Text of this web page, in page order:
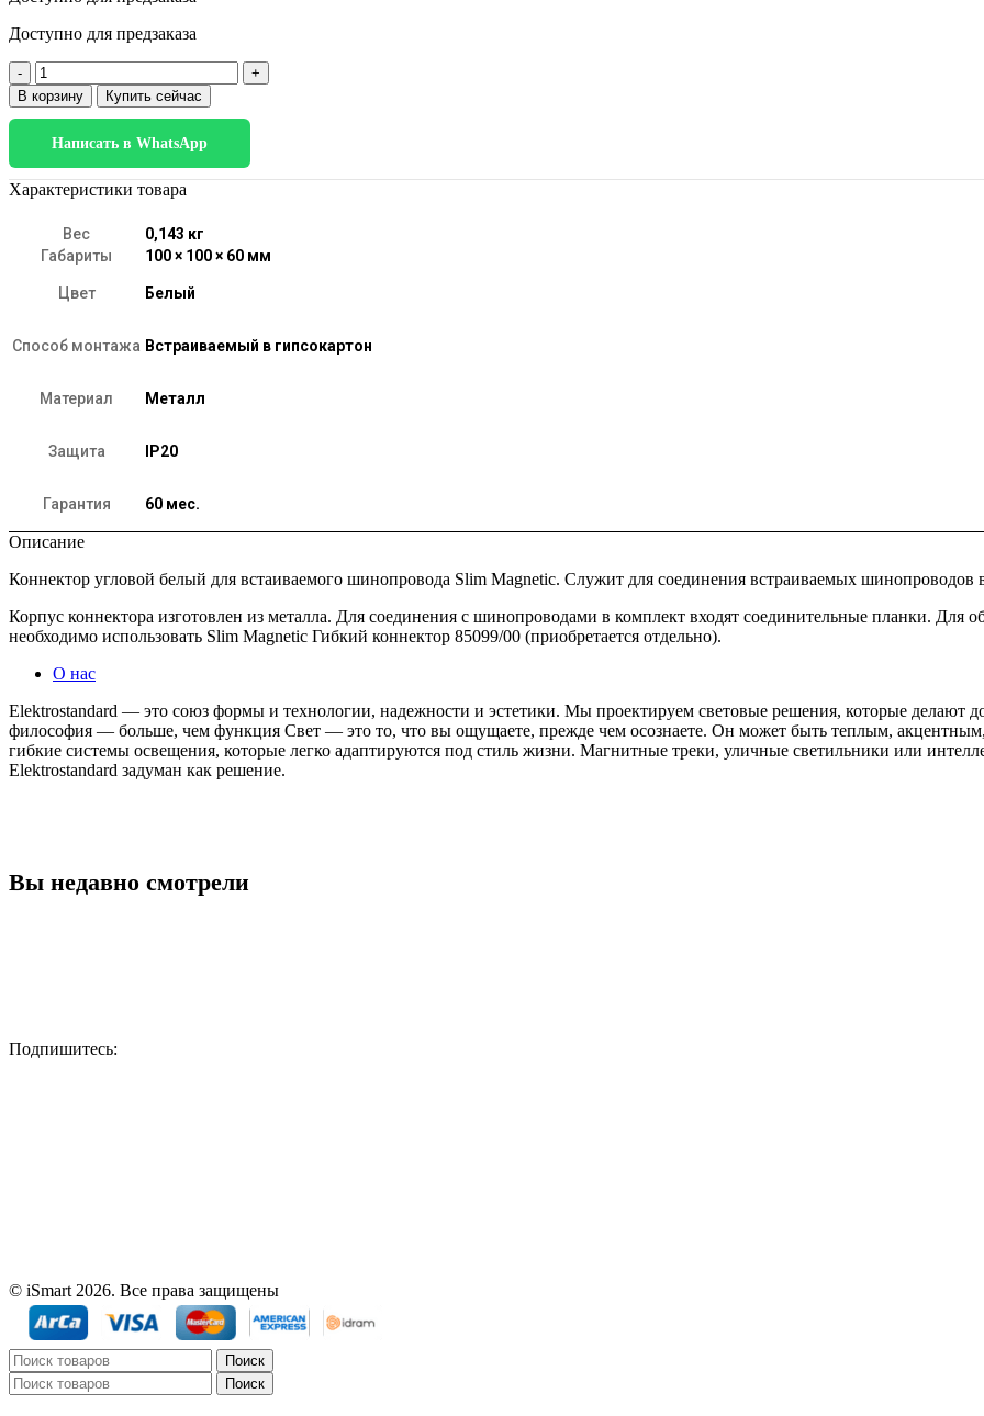
5100,00 AMD.
Доступно для предзаказа
Количество
товара
Slim
Коннектор
угловой
для
шинопровода
белый
85092/11
В корзину Купить сейчас
Написать в WhatsApp
Характеристики товара
Вес
0,143 кг
Габариты
100 × 100 × 60 мм
Цвет Белый
Способ монтажа Встраиваемый в гипсокартон
Материал Металл
Защита IP20
Гарантия 60 мес.
Описание
Коннектор угловой белый для встаиваемого шинопровода Slim Magnetic. Служит для соединения встраиваемых шинопроводов
Корпус коннектора изготовлен из металла. Для соединения с шинопроводами в комплект входят соединительные планки. Для
необходимо использовать Slim Magnetic Гибкий коннектор 85099/00 (приобретается отдельно).
О нас
Elektrostandard — это союз формы и технологии, надежности и эстетики. Мы проектируем световые решения, которые
философия — больше, чем функция Свет — это то, что вы ощущаете, прежде чем осознаете. Он может быть теплым,
гибкие системы освещения, которые легко адаптируются под стиль жизни. Магнитные треки, уличные светильники или
Elektrostandard задуман как решение.
Вы недавно смотрели
Подпишитесь:
© iSmart 2026. Все права защищены
Поиск
Поиск